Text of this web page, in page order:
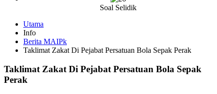
Soal Selidik
Utama
Info
Berita MAIPk
Taklimat Zakat Di Pejabat Persatuan Bola Sepak Perak
Taklimat Zakat Di Pejabat Persatuan Bola Sepak
Perak